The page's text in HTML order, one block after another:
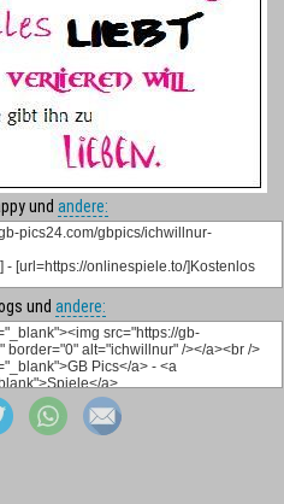
und andere:
und andere: